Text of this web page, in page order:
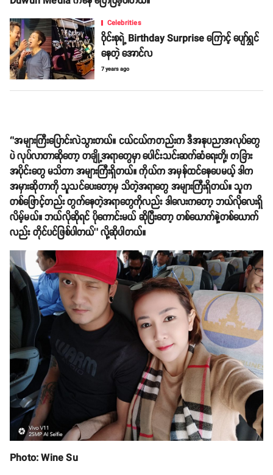
Celebrities
ဝိုင်းစုရဲ့ Birthday Surprise ကြောင့် ပျော်ရွှင်
နေတဲ့ အောင်လ
7 years ago
‘’အများကြီးပြောင်းလဲသွားတယ်။ ငယ်ငယ်ကတည်းက ဒီအနုပညာအလုပ်တွေ
ပဲ လုပ်လာတာဆိုတော့ တချို့အရာတွေမှာ ပေါင်းသင်းဆက်ဆံရေးတို့၊ တခြား
အပိုင်းတွေ မသိတာ အများကြီးရှိတယ်။ ကိုယ်က အမှန်ထင်နေပေမယ့် ဒါက
အမှားဆိုတာကို သူသင်ပေးတော့မှ သိတဲ့အရာတွေ အများကြီးရှိတယ်။ သူက
တစ်ဖြောင့်တည်း တွက်နေတဲ့အရာတွေကိုလည်း ဒါလေးကတော့ ဘယ်လိုလေးရှိ
လိမ့်မယ်။ ဘယ်လိုဆိုရင် ပိုကောင်းမယ် ဆိုပြီးတော့ တစ်ယောက်နဲ့တစ်ယောက်
လည်း တိုင်ပင်ဖြစ်ပါတယ်’’ လို့ဆိုပါတယ်။
Photo: Wine Su